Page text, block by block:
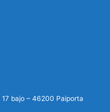
bajo – 46200 Paiporta